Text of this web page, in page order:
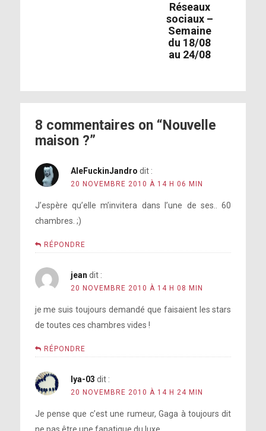
Réseaux
sociaux –
Semaine
du 18/08
au 24/08
8 commentaires on “Nouvelle
maison ?”
AleFuckinJandro dit :
20 NOVEMBRE 2010 À 14 H 06 MIN
J’espère qu’elle m’invitera dans l’une de ses.. 60
chambres. ;)
RÉPONDRE
jean dit :
20 NOVEMBRE 2010 À 14 H 08 MIN
je me suis toujours demandé que faisaient les stars
de toutes ces chambres vides !
RÉPONDRE
lya-03 dit :
20 NOVEMBRE 2010 À 14 H 24 MIN
Je pense que c’est une rumeur, Gaga à toujours dit